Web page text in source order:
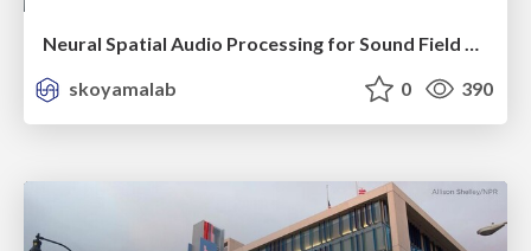
Neural Spatial Audio Processing for Sound Field Analysis and Control
skoyamalab
0 390